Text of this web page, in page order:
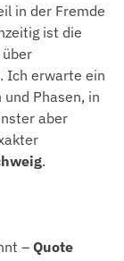
in der Fremde
ist die
Ich erwarte ein
Phasen, in
aber
.
– Quote